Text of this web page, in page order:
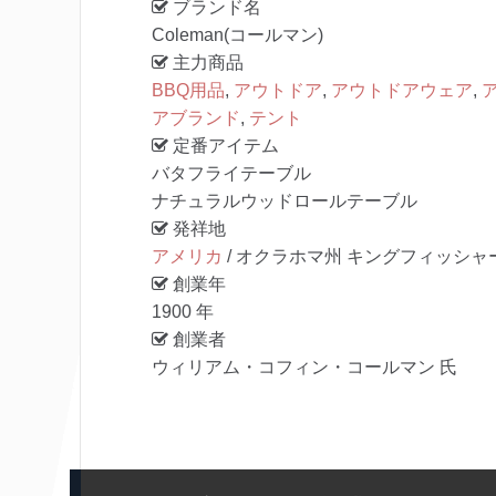
ブランド名
Coleman(コールマン)
主力商品
BBQ用品, アウトドア, アウトドアウェア,
アブランド, テント
定番アイテム
バタフライテーブル
ナチュラルウッドロールテーブル
発祥地
アメリカ / オクラホマ州 キングフィッシャ
創業年
1900 年
創業者
ウィリアム・コフィン・コールマン 氏